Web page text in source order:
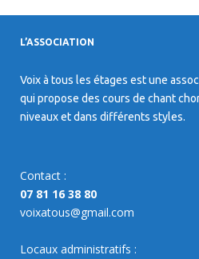
L’ASSOCIATION
Voix à tous les étages est une
qui propose des cours de chant
niveaux et dans différents styles.
Contact :
07 81 16 38 80
voixatous@gmail.com
Locaux administratifs :